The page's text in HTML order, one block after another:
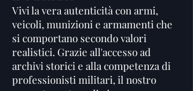
Vivi la vera autenticità con armi,
veicoli, munizioni e armamenti che
si comportano secondo valori
realistici. Grazie all'accesso ad
archivi storici e alla competenza di
professionisti militari, il nostro